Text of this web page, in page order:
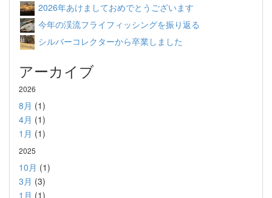
2026年あけましておめでとうございます
今年の渓流フライフィッシングを振り返る
シルバーコレクターから卒業しました
アーカイブ
2026
8月 (1)
4月 (1)
1月 (1)
2025
10月 (1)
3月 (3)
1月 (1)